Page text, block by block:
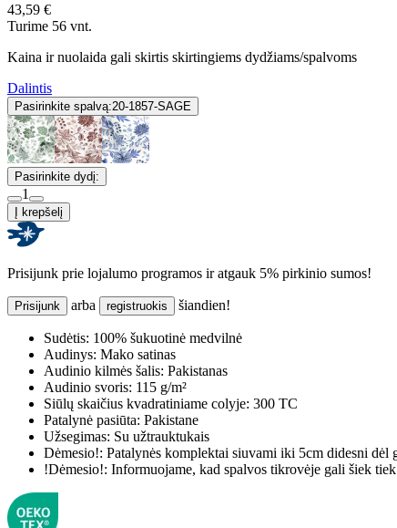
43,59 €
Turime 56 vnt.
Kaina ir nuolaida gali skirtis skirtingiems dydžiams/spalvoms
Dalintis
Pasirinkite spalvą:20-1857-SAGE
Pasirinkite dydį:
1
Į krepšelį
Prisijunk prie lojalumo programos ir atgauk 5% pirkinio sumos!
Prisijunk arba registruokis šiandien!
Sudėtis: 100% šukuotinė medvilnė
Audinys: Mako satinas
Audinio kilmės šalis: Pakistanas
Audinio svoris: 115 g/m²
Siūlų skaičius kvadratiniame colyje: 300 TC
Patalynė pasiūta: Pakistane
Užsegimas: Su užtrauktukais
Dėmesio!: Patalynės komplektai siuvami iki 5cm didesni dėl
!Dėmesio!: Informuojame, kad spalvos tikrovėje gali šiek